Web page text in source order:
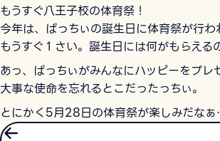
もうすぐ八王子校の体育祭！
今年は、ぱっちぃの誕生日に体育祭が行わ
もうすぐ１さい。誕生日には何がもらえ
あっ、ぱっちぃがみんなにハッピーをプレ
大事な使命を忘れるとこだったっちぃ。
とにかく5月28日の体育祭が楽しみだな